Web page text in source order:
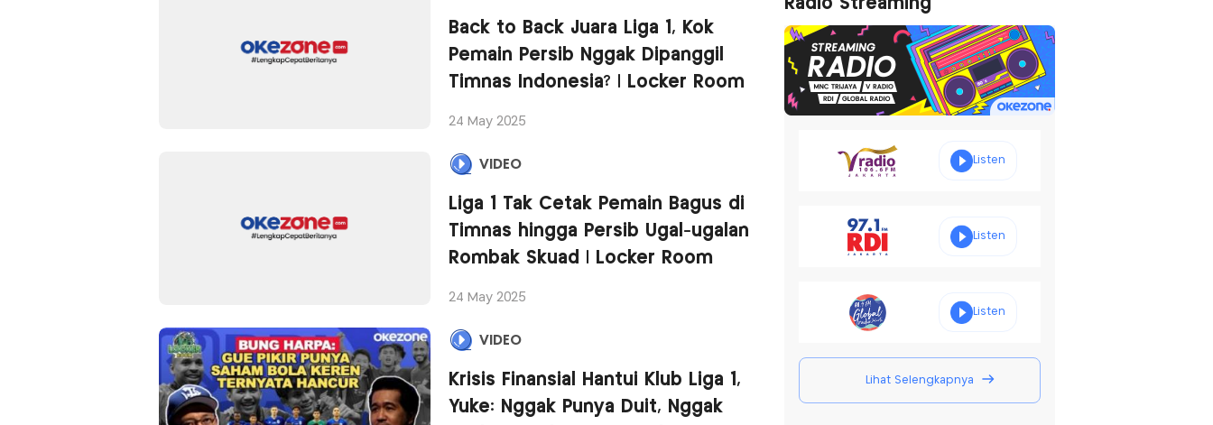
Back to Back Juara Liga 1, Kok
Pemain Persib Nggak Dipanggil
Timnas Indonesia? | Locker Room
24 May 2025
VIDEO
Liga 1 Tak Cetak Pemain Bagus di
Timnas hingga Persib Ugal-ugalan
Rombak Skuad | Locker Room
24 May 2025
VIDEO
Krisis Finansial Hantui Klub Liga 1,
Yuke: Nggak Punya Duit, Nggak
Radio Streaming
Listen
Listen
Listen
Lihat Selengkapnya